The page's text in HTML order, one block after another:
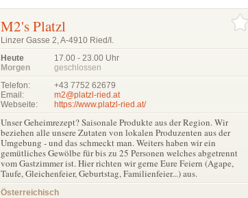
M2's Platzl
Linzer Gasse 2, A-4910 Ried/I.
Heute
Morgen
17.00 - 23.00 Uhr
geschlossen
Telefon:
+43 7752 62679
Email:
m2@platzl-ried.at
Webseite:
https://www.platzl-ried.at/
Unser Geheimrezept? Saisonale Produkte aus der Region. Wir
beziehen alle unsere Zutaten von lokalen Produzenten aus der
Umgebung - und das schmeckt man. Weiters haben wir ein
gemütliches Gewölbe für bis zu 25 Personen welches abgetrennt
vom Gastzimmer ist. Hier richten wir gerne Eure Feiern (Agape,
Taufe, Gleichenfeier, Geburtstag, Familienfeier...) aus.
Österreichisch